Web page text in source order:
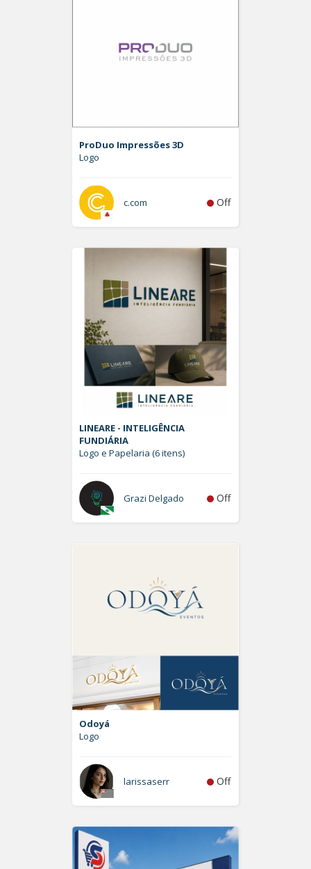
ProDuo Impressões 3D
Logo
c.com Off
LINEARE - INTELIGÊNCIA
FUNDIÁRIA
Logo e Papelaria (6 itens)
Grazi Delgado Off
Odoyá
Logo
larissaserr Off